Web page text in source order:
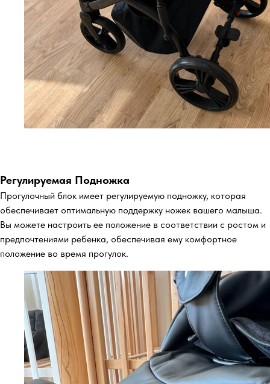
Регулируемая Подножка
Прогулочный блок имеет регулируемую подножку, которая
обеспечивает оптимальную поддержку ножек вашего малыша.
Вы можете настроить ее положение в соответствии с ростом и
предпочтениями ребенка, обеспечивая ему комфортное
положение во время прогулок.